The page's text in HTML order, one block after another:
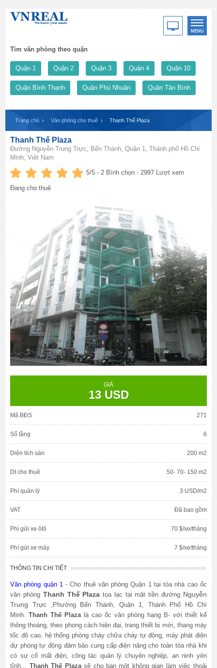
Tìm văn phòng theo quận
Quận 1 Quận 2 Quận 3 Quận 4 Quận 10
Quận Bình Thạnh Quận Phú Nhuận Quận Tân Bình
Trang chủ Văn phòng cho thuê Thanh Thế Plaza
Thanh Thế Plaza
Đường Nguyễn Trung Trực, Bến Thành, Quận 1, Thành phố Hồ Chí
Minh, Việt Nam
5/5 -2 Bình chọn - 2997 Lượt xem
Đang cho thuê
GIÁ
13 USD
Mã BĐS 271
Số tầng 6
Diện tích sàn 200 m2
Dt cho thuê 50- 70- 150 m2
Phí quản lý 3 USD/m2
VAT Đã bao gồm
Phí gửi xe ôtô 70 $/xe/tháng
Phí gửi xe máy 7 $/xe/tháng
THÔNG TIN CHI TIẾT
Văn phòng quận 1- Cho thuê văn phòng Quận 1 tại tòa nhà cao ốc
văn phòng Thanh Thế Plaza tọa lạc tại mặt tiền đường Nguyễn
Trung Trực,Phường Bến Thành, Quận 1, Thành Phố Hồ Chí
Minh.Thanh Thế Plazalà cao ốc văn phòng hạng B- với thiết kế
thông thoáng, theo phong cách hiện đại, trang thiết bị mới, thang máy
tốc độ cao, hệ thống phòng cháy chữa cháy tự động, máy phát điện
dự phòng tự động đảm bảo cung cấp điện năng cho toàn tòa nhà khi
có sự cố mất điện, công tác quản lý chuyên nghiệp, an ninh yên
tĩnh... Thanh Thế Plazasẽ cho bạn một không gian làm việc thoải